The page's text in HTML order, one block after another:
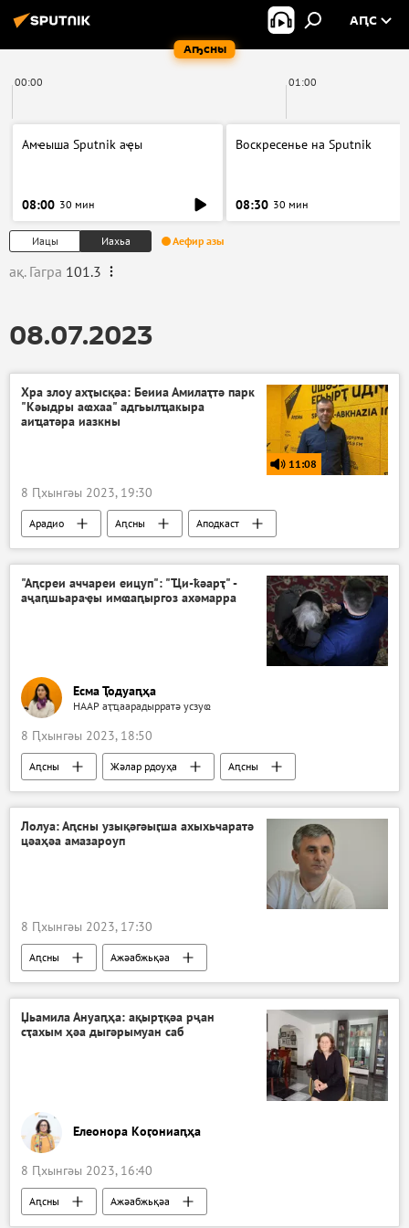
Аҧсны
АԤС
00:00 01:00
Амҽыша Sputnik аҿы
08:00 30 мин
Воскресенье на Sputnik
08:30 30 мин
Иацы Иахьа Аефир азы
ақ. Гагра 101.3
08.07.2023
Хра злоу ахҭысқәа: Беииа Амилаҭтә парк
"Кәыдры аҩхаа" адгьылҵакыра
аиҵатәра иазкны
11:08
8 Ԥхынгәы 2023, 19:30
Арадио Аԥсны
Аподкаст
Хра злоу ахҭысқәа
"Аԥсреи аччареи еицуп": "Ҵи-ҟәарҭ" -
аҷаԥшьараҿы имҩаԥыргоз ахәмарра
Есма Ҭодуаԥҳа
НААР аҭҵаарадырратә усзуҩ
8 Ԥхынгәы 2023, 18:50
Аԥсны Жәлар рдоуҳа
Аԥсны
Аналитикеи аиҿцәажәарақәеи
Лолуа: Аԥсны узықәгәыӷша ахыхьчаратә
цәаҳәа амазароуп
8 Ԥхынгәы 2023, 17:30
Аԥсны Ажәабжьқәа
Џьамила Ануаԥҳа: ақырҭқәа рҷан
сҭахым ҳәа дыгәрымуан саб
Елеонора Коӷониаԥҳа
8 Ԥхынгәы 2023, 16:40
Аԥсны
Ажәабжьқәа